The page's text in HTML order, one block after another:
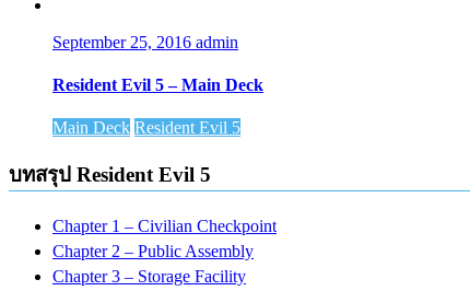
September 25, 2016 admin
Resident Evil 5 – Main Deck
Main Deck Resident Evil 5
บทสรุป Resident Evil 5
Chapter 1 – Civilian Checkpoint
Chapter 2 – Public Assembly
Chapter 3 – Storage Facility